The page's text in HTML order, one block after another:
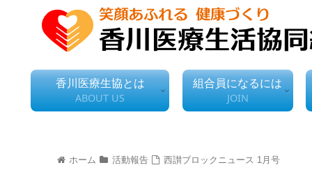
香川医療生協とは
ABOUT US
組合員になるには
JOIN
ホーム 活動報告 西讃ブロックニュース 1月号